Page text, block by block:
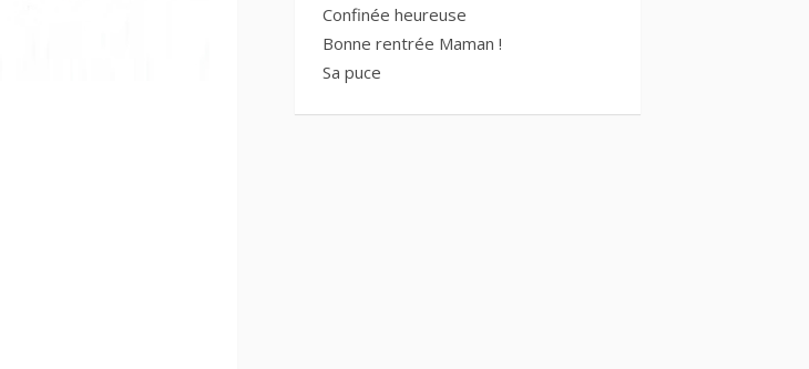
Confinée heureuse
Bonne rentrée Maman !
Sa puce